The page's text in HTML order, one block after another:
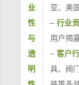
业
性
与
透
明
亚、美
–行业
用户揭
–客户
具、阀